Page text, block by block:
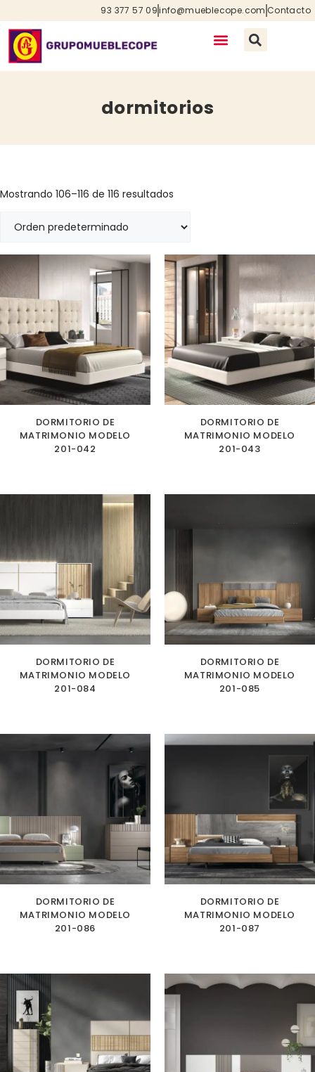
93 377 57 09info@mueblecope.com Contacto
dormitorios
Mostrando 106–116 de 116 resultados
DORMITORIO DE
MATRIMONIO MODELO
201-042
DORMITORIO DE
MATRIMONIO MODELO
201-043
DORMITORIO DE
MATRIMONIO MODELO
201-084
DORMITORIO DE
MATRIMONIO MODELO
201-085
DORMITORIO DE
MATRIMONIO MODELO
201-086
DORMITORIO DE
MATRIMONIO MODELO
201-087